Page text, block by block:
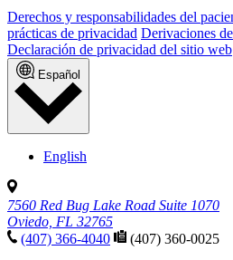
Derechos y responsabilidades del
prácticas de privacidad Derivaciones
Declaración de privacidad del sitio web
Español
English
7560 Red Bug Lake Road Suite 1070
Oviedo, FL 32765
(407) 366-4040
(407) 360-0025